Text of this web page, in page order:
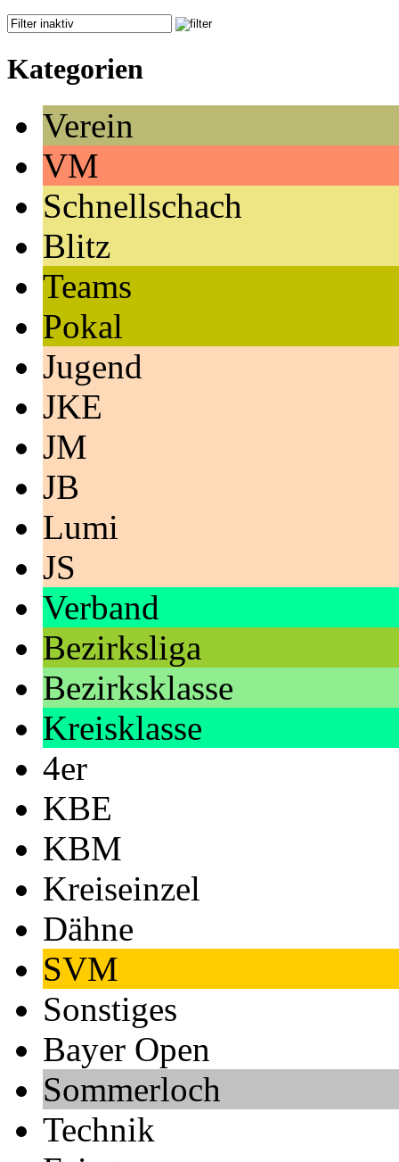
Kategorien
Verein
VM
Schnellschach
Blitz
Teams
Pokal
Jugend
JKE
JM
JB
Lumi
JS
Verband
Bezirksliga
Bezirksklasse
Kreisklasse
4er
KBE
KBM
Kreiseinzel
Dähne
SVM
Sonstiges
Bayer Open
Sommerloch
Technik